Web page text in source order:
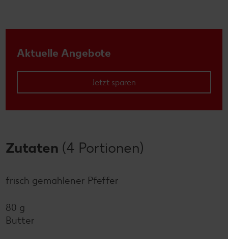
Aktuelle Angebote
Jetzt sparen
Zutaten (4 Portionen)
frisch gemahlener Pfeffer
80 g
Butter